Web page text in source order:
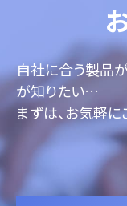
自社に合う製品
が知りたい…
まずは、お気軽